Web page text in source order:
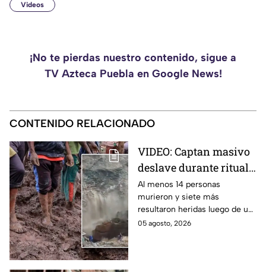
Videos
¡No te pierdas nuestro contenido, sigue a
TV Azteca Puebla en Google News!
CONTENIDO RELACIONADO
VIDEO: Captan masivo
deslave durante ritual
religioso; dejó 23
peregrinos sin vida en
monasterio de Etiopía
Al menos 14 personas
murieron y siete más
resultaron heridas luego de un
deslave durante un ritual
05 agosto, 2026